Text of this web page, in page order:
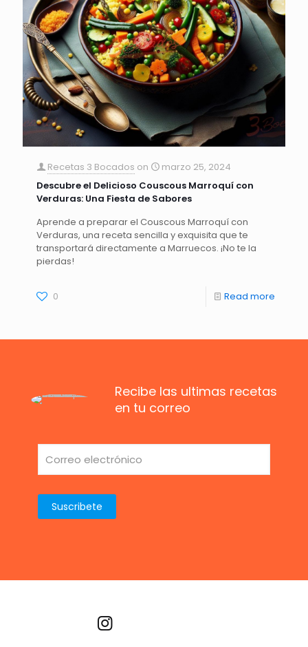
Recetas 3 Bocados on
marzo 25, 2024
Descubre el Delicioso Couscous Marroquí con
Verduras: Una Fiesta de Sabores
Aprende a preparar el Couscous Marroquí con
Verduras, una receta sencilla y exquisita que te
transportará directamente a Marruecos. ¡No te la
pierdas!
0 Read more
Recibe las ultimas recetas
en tu correo